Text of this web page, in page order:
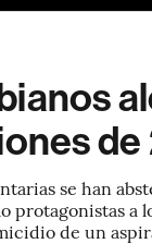
se han
protagonistas a
de un